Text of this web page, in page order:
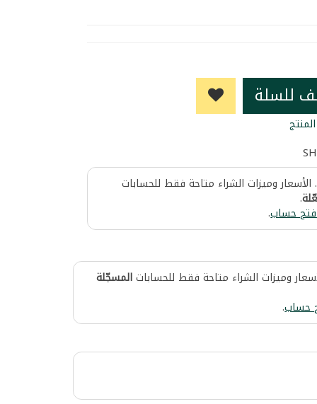
للسلة
وميزات الشراء متاحة فقط للحسابات
.
حساب.
وميزات الشراء متاحة فقط للحساباتالمسجّلة
حساب.